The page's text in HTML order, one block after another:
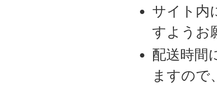
サイト内
すようお
配送時間
ますので